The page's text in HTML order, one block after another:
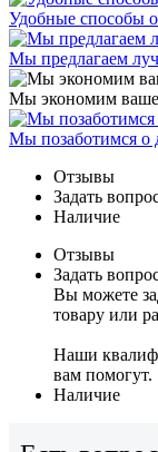
Удобные способы
Мы предлагаем
Мы экономим
Мы позаботимся о
Отзывы
Задать
Наличие
Отзывы
Задать
Вы можете
товару или
Наши
вам помогут.
Наличие